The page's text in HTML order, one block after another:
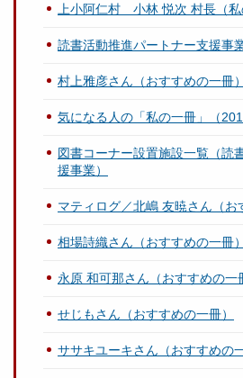
上小阿仁村 小林 悦次 村長（私
読書活動推進パートナー支援事
村上雅彦さん（おすすめの一冊）
気になる人の「私の一冊」（
図書コーナー設置施設一覧（読
援事業）
マティログ／北嶋 友暁さん（お
相場詩織さん（おすすめの一冊）
永原 和可那さん（おすすめの一
せじもさん（おすすめの一冊）
ササキユーキさん（おすすめの一